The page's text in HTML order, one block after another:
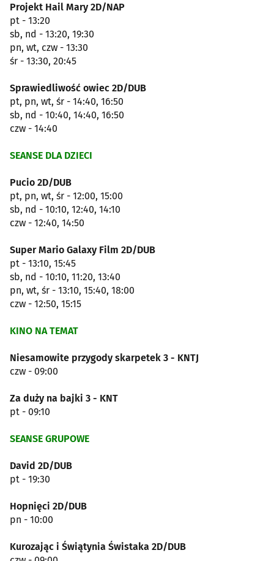
Projekt Hail Mary 2D/NAP
pt - 13:20
sb, nd - 13:20, 19:30
pn, wt, czw - 13:30
śr - 13:30, 20:45
Sprawiedliwość owiec 2D/DUB
pt, pn, wt, śr - 14:40, 16:50
sb, nd - 10:40, 14:40, 16:50
czw - 14:40
SEANSE DLA DZIECI
Pucio 2D/DUB
pt, pn, wt, śr - 12:00, 15:00
sb, nd - 10:10, 12:40, 14:10
czw - 12:40, 14:50
Super Mario Galaxy Film 2D/DUB
pt - 13:10, 15:45
sb, nd - 10:10, 11:20, 13:40
pn, wt, śr - 13:10, 15:40, 18:00
czw - 12:50, 15:15
KINO NA TEMAT
Niesamowite przygody skarpetek 3 - KNTJ
czw - 09:00
Za duży na bajki 3 - KNT
pt - 09:10
SEANSE GRUPOWE
David 2D/DUB
pt - 19:30
Hopnięci 2D/DUB
pn - 10:00
Kurozając i Świątynia Świstaka 2D/DUB